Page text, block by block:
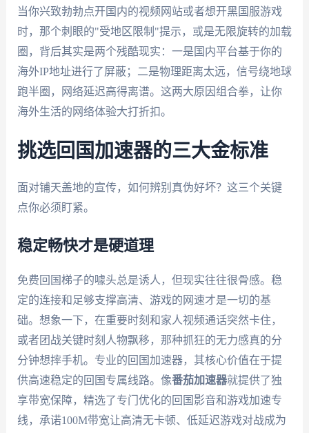
当你兴致勃勃点开国内的视频网站或者想开黑国服游戏
时，那个刺眼的"受地区限制"提示，或是无限旋转的加载
圈，背后其实是两个残酷现实：一是国内平台基于你的
海外IP地址进行了屏蔽；二是物理距离太远，信号绕地球
跑半圈，网络延迟高得离谱。这两大原因组合拳，让你
海外生活的网络体验大打折扣。
挑选回国加速器的三大金标准
面对铺天盖地的宣传，如何辨别真伪好坏？这三个关键
点你必须盯紧。
稳定畅快才是硬道理
免费回国梯子的噱头总是诱人，但现实往往很骨感。稳
定的连接和足够支撑高清、游戏的网速才是一切的基
础。想象一下，在重要时刻和家人视频通话突然卡住，
或者团战关键时刻人物飘移，那种抓狂的无力感真的分
分钟想摔手机。专业的回国加速器，其核心价值在于提
供高速稳定的回国专属线路。像番茄加速器就提供了独
享带宽保障，精选了专门优化的回国影音和游戏加速专
线，承诺100M带宽让高清无卡顿、低延迟游戏对战成为